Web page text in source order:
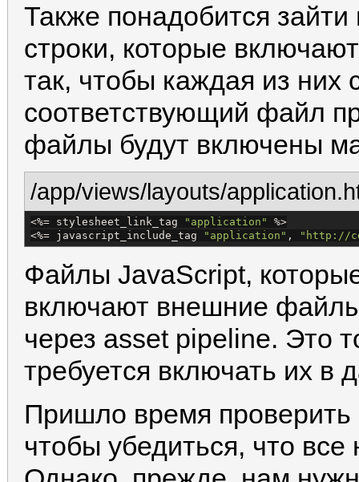
Также понадобится
строки, которые
так, чтобы каждая из них
соответствующий файл
файлы будут включены
/app/views/layouts/
<%= stylesheet_link_tag " application "
%>
<%= javascript_include_tag " application " , " http://
Файлы JavaScript,
включают внешние
через asset pipeline. Это
требуется включать их в
Пришло время
чтобы убедиться, что